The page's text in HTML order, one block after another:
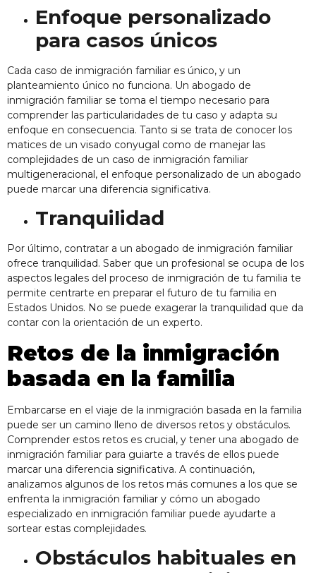
Enfoque personalizado
para casos únicos
Cada caso de inmigración familiar es único, y un
planteamiento único no funciona. Un abogado de
inmigración familiar se toma el tiempo necesario para
comprender las particularidades de tu caso y adapta su
enfoque en consecuencia. Tanto si se trata de conocer los
matices de un visado conyugal como de manejar las
complejidades de un caso de inmigración familiar
multigeneracional, el enfoque personalizado de un abogado
puede marcar una diferencia significativa.
Tranquilidad
Por último, contratar a un abogado de inmigración familiar
ofrece tranquilidad. Saber que un profesional se ocupa de los
aspectos legales del proceso de inmigración de tu familia te
permite centrarte en preparar el futuro de tu familia en
Estados Unidos. No se puede exagerar la tranquilidad que da
contar con la orientación de un experto.
Retos de la inmigración
basada en la familia
Embarcarse en el viaje de la inmigración basada en la familia
puede ser un camino lleno de diversos retos y obstáculos.
Comprender estos retos es crucial, y tener una abogado de
inmigración familiar para guiarte a través de ellos puede
marcar una diferencia significativa. A continuación,
analizamos algunos de los retos más comunes a los que se
enfrenta la inmigración familiar y cómo un abogado
especializado en inmigración familiar puede ayudarte a
sortear estas complejidades.
Obstáculos habituales en